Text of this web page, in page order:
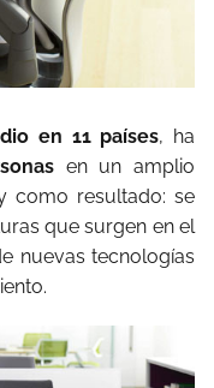
en 11 países, ha
en un amplio
como resultado: se
que surgen en el
nuevas tecnologías